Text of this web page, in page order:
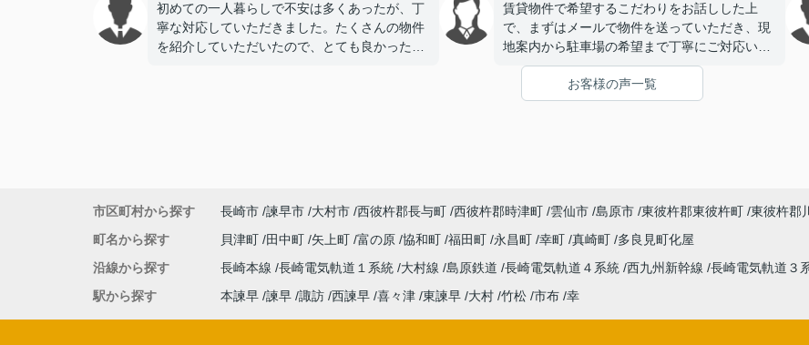
初めての一人暮らしで不安は多くあったが、丁
寧な対応していただきました。たくさんの物件
を紹介していただいたので、とても良かったで
賃貸物件で希望するこだわりをお話しした上
で、まずはメールで物件を送っていただき、現
地案内から駐車場の希望まで丁寧にご対応いた
だき、今回契約をさせていただきました。とて
も信頼できる会社様で安心してお任せできまし
た。感謝申し上げます。
お客様の声一覧
市区町村から探す 長崎市 諫早市 大村市 西彼杵郡長与町 西彼杵郡時津町 雲仙市 島原市 東彼杵郡東彼杵町 東彼杵郡
町名から探す
貝津町 田中町 矢上町 富の原 協和町 福田町 永昌町 幸町 真崎町 多良見町化屋
沿線から探す
長崎本線 長崎電気軌道１系統 大村線 島原鉄道 長崎電気軌道４系統 西九州新幹線 長崎電気軌道３
駅から探す
本諫早 諫早 諏訪 西諫早 喜々津 東諫早 大村 竹松 市布 幸